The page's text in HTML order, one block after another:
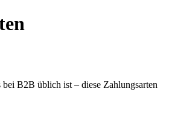
B2B üblich ist – diese Zahlungsarten